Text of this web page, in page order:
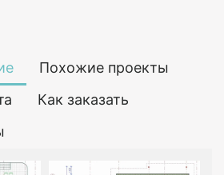
Похожие проекты
Как заказать